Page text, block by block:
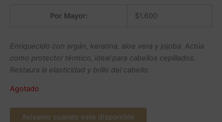
Por Mayor: $1.600
Enriquecido con argán, keratina, aloe vera y jojoba. Actúa
como protector térmico, ideal para cabellos cepillados.
Restaura la elasticidad y brillo del cabello.
Agotado
Avísame cuando este disponible